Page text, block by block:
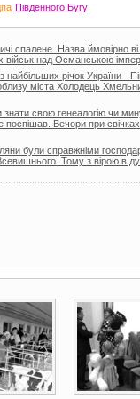
Південного Бугу
спалене. Назва ймовірно
військ над Османською
найбільших річок України -
міста Холодець
свою генеалогію чи
Вечори при свічках
були справжніми
Тому з вірою в
2 фото